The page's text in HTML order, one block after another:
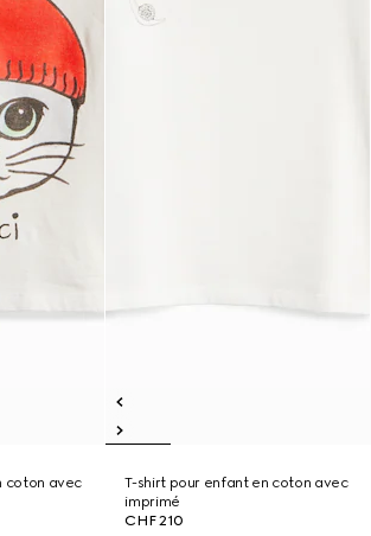
coton avec
T-shirt pour enfant en coton avec
imprimé
CHF 210